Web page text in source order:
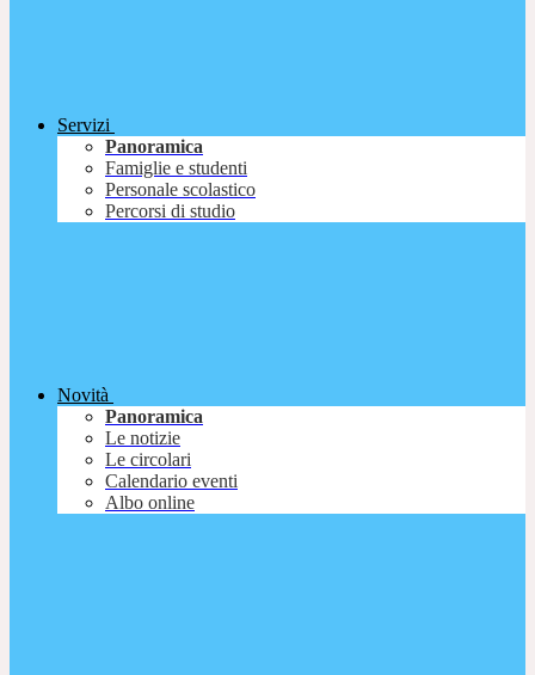
Servizi
Panoramica
Famiglie e studenti
Personale scolastico
Percorsi di studio
Novità
Panoramica
Le notizie
Le circolari
Calendario eventi
Albo online